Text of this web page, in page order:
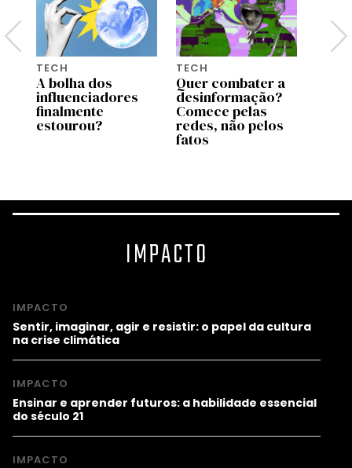
TECH
A bolha dos
influenciadores
finalmente
estourou?
TECH
Quer combater a
desinformação?
Comece pelas
redes, não pelos
fatos
IMPACTO
IMPACTO
Sentir, imaginar, agir e resistir: o papel da cultura
na crise climática
IMPACTO
Ensinar e aprender futuros: a habilidade essencial
do século 21
IMPACTO